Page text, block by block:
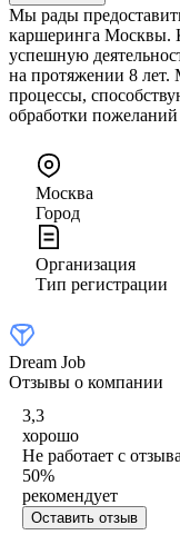
Мы рады
каршеринга Москвы.
успешную
на протяжении 8 лет.
процессы,
обработки
Москва
Город
Организация
Тип регистрации
Dream Job
Отзывы о компании
3,3
хорошо
Не работает с
50%
рекомендует
Оставить отзыв